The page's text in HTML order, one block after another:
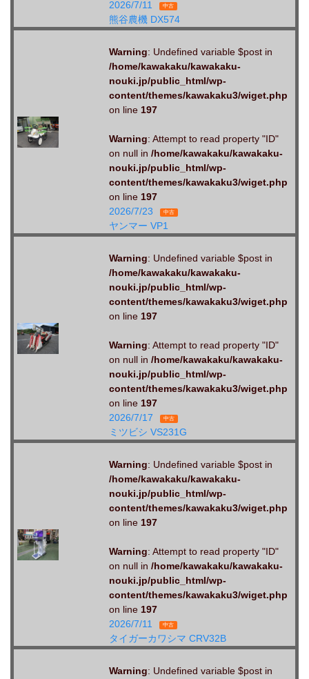
2026/7/11 中古
熊谷農機 DX574
Warning: Undefined variable $post in
/home/kawakaku/kawakaku-
nouki.jp/public_html/wp-
content/themes/kawakaku3/wiget.php
on line 197
Warning: Attempt to read property "ID"
on null in /home/kawakaku/kawakaku-
nouki.jp/public_html/wp-
content/themes/kawakaku3/wiget.php
on line 197
2026/7/23
中古
ヤンマー VP1
Warning: Undefined variable $post in
/home/kawakaku/kawakaku-
nouki.jp/public_html/wp-
content/themes/kawakaku3/wiget.php
on line 197
Warning: Attempt to read property "ID"
on null in /home/kawakaku/kawakaku-
nouki.jp/public_html/wp-
content/themes/kawakaku3/wiget.php
on line 197
2026/7/17
中古
ミツビシ VS231G
Warning: Undefined variable $post in
/home/kawakaku/kawakaku-
nouki.jp/public_html/wp-
content/themes/kawakaku3/wiget.php
on line 197
Warning: Attempt to read property "ID"
on null in /home/kawakaku/kawakaku-
nouki.jp/public_html/wp-
content/themes/kawakaku3/wiget.php
on line 197
2026/7/11
中古
タイガーカワシマ CRV32B
Warning: Undefined variable $post in